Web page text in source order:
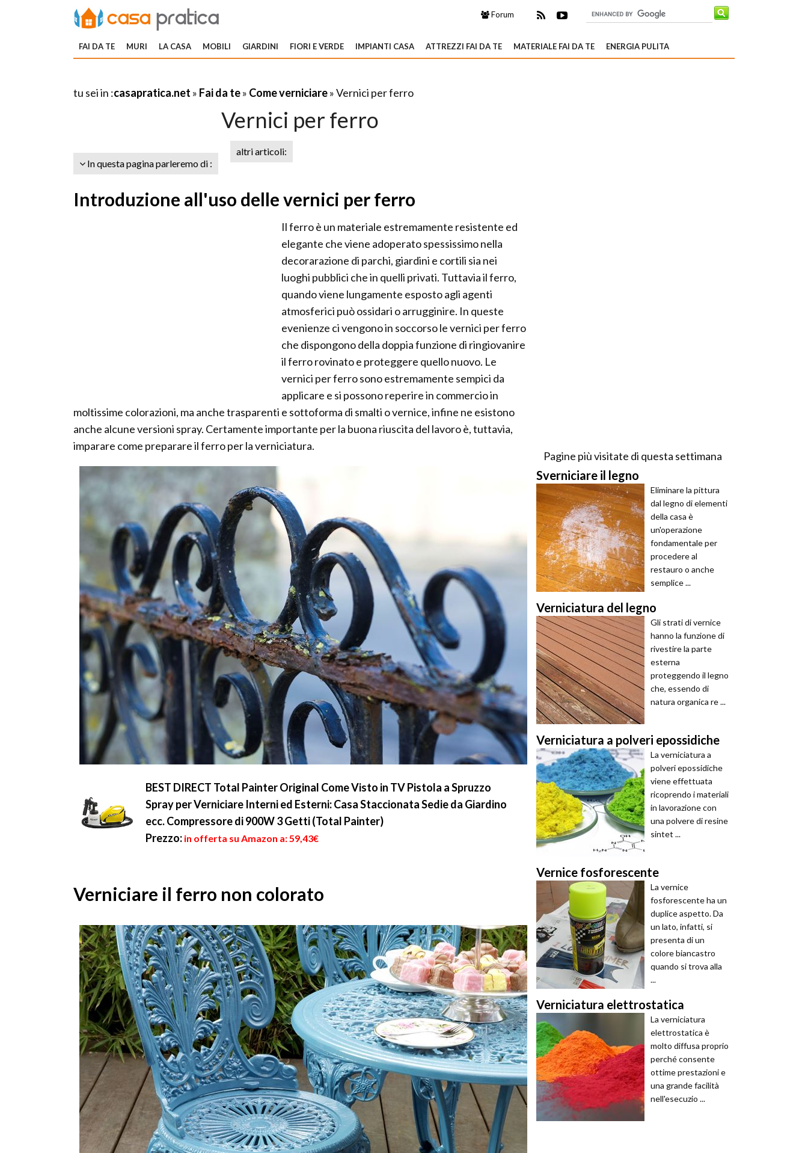
Forum
FAI DA TE MURI LA CASA MOBILI GIARDINI FIORI E VERDE IMPIANTI CASA ATTREZZI FAI DA TE MATERIALE FAI DA TE ENERGIA PULITA
tu sei in :casapratica.net » Fai da te» Come verniciare» Vernici per ferro
Vernici per ferro
In questa pagina parleremo di :
altri articoli:
Introduzione all'uso delle vernici per ferro
Il ferro è un materiale estremamente resistente ed
elegante che viene adoperato spessissimo nella
decorarazione di parchi, giardini e cortili sia nei
luoghi pubblici che in quelli privati. Tuttavia il ferro,
quando viene lungamente esposto agli agenti
atmosferici può ossidari o arrugginire. In queste
evenienze ci vengono in soccorso le vernici per ferro
che dispongono della doppia funzione di ringiovanire
il ferro rovinato e proteggere quello nuovo. Le
vernici per ferro sono estremamente sempici da
applicare e si possono reperire in commercio in
moltissime colorazioni, ma anche trasparenti e sottoforma di smalti o vernice, infine ne esistono
anche alcune versioni spray. Certamente importante per la buona riuscita del lavoro è, tuttavia,
imparare come preparare il ferro per la verniciatura.
BEST DIRECT Total Painter Original Come Visto in TV Pistola a Spruzzo
Spray per Verniciare Interni ed Esterni: Casa Staccionata Sedie da Giardino
ecc. Compressore di 900W 3 Getti (Total Painter)
Prezzo: in offerta su Amazon a: 59,43€
Verniciare il ferro non colorato
Pagine più visitate di questa settimana
Sverniciare il legno
Eliminare la pittura
dal legno di elementi
della casa è
un'operazione
fondamentale per
procedere al
restauro o anche
semplice ...
Verniciatura del legno
Gli strati di vernice
hanno la funzione di
rivestire la parte
esterna
proteggendo il legno
che, essendo di
natura organica re ...
Verniciatura a polveri epossidiche
La verniciatura a
polveri epossidiche
viene effettuata
ricoprendo i materiali
in lavorazione con
una polvere di resine
sintet ...
Vernice fosforescente
La vernice
fosforescente ha un
duplice aspetto. Da
un lato, infatti, si
presenta di un
colore biancastro
quando si trova alla
...
Verniciatura elettrostatica
La verniciatura
elettrostatica è
molto diffusa proprio
perché consente
ottime prestazioni e
una grande facilità
nell'esecuzio ...